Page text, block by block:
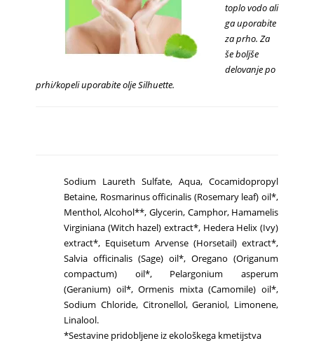
toplo vodo ali
ga uporabite
za prho. Za
še boljše
delovanje po
prhi/kopeli uporabite olje Silhuette.
Sodium Laureth Sulfate, Aqua, Cocamidopropyl
Betaine, Rosmarinus ofﬁcinalis (Rosemary leaf) oil*,
Menthol, Alcohol**, Glycerin, Camphor, Hamamelis
Virginiana (Witch hazel) extract*, Hedera Helix (Ivy)
extract*, Equisetum Arvense (Horsetail) extract*,
Salvia officinalis (Sage) oil*, Oregano (Origanum
compactum) oil*, Pelargonium asperum
(Geranium) oil*, Ormenis mixta (Camomile) oil*,
Sodium Chloride, Citronellol, Geraniol, Limonene,
Linalool.
*Sestavine pridobljene iz ekološkega kmetijstva